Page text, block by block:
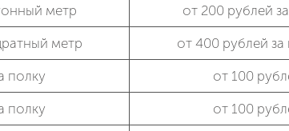
метр от 200 рублей
метр от 400 рублей
полку от 100
полку от 100